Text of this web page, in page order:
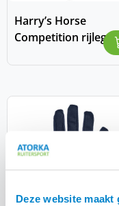
Deze website
Harry’s Horse
Competition